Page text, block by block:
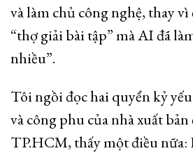
và làm chủ công nghệ, thay
“thợ giải bài tập” mà AI đã
nhiều”.
Tôi ngồi đọc hai quyển kỷ
và công phu của nhà xuất
TP.HCM, thấy một điều